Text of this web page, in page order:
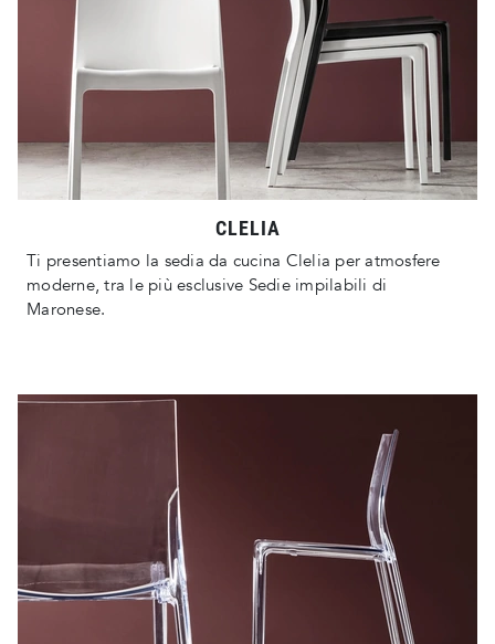
CLELIA
Ti presentiamo la sedia da cucina Clelia per atmosfere
moderne, tra le più esclusive Sedie impilabili di
Maronese.